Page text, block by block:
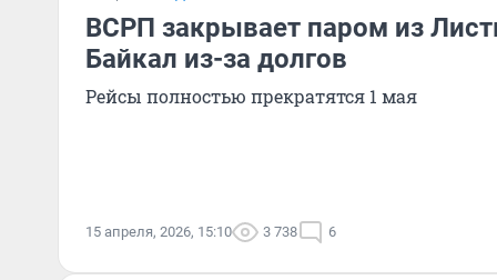
ВСРП закрывает паром из
Байкал из-за долгов
Рейсы полностью прекратятся 1 мая
15 апреля, 2026, 15:10 3 738 6